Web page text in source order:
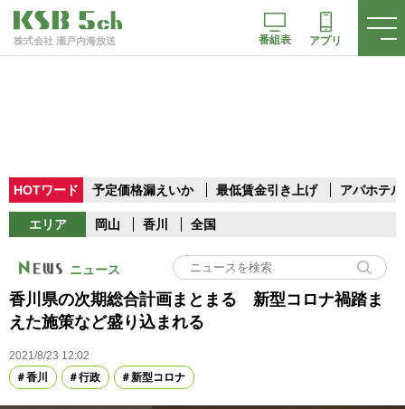
株式会社 瀬戸内海放送 番組表 アプリ
HOTワード 予定価格漏えいか 最低賃金引き上げ アパホテル
エリア 岡山 香川 全国
ニュース
香川県の次期総合計画まとまる 新型コロナ禍踏ま
えた施策など盛り込まれる
2021/8/23 12:02
香川
行政 新型コロナ